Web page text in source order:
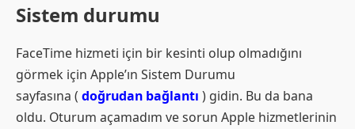
Sistem durumu
FaceTime hizmeti için bir kesinti olup olmadığını
görmek için Apple’ın Sistem Durumu
sayfasına ( doğrudan bağlantı ) gidin. Bu da bana
oldu. Oturum açamadım ve sorun Apple hizmetlerinin